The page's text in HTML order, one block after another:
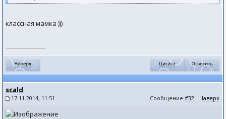
классная мамка )))
--------------------
scald
17.11.2014, 11:51 Сообщение#32 | Наверх